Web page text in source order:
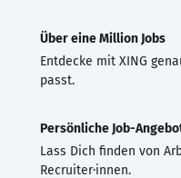
Über eine Million Jobs
Entdecke mit XING
passt.
Persönliche Job-
Lass Dich finden von
Recruiter·innen.